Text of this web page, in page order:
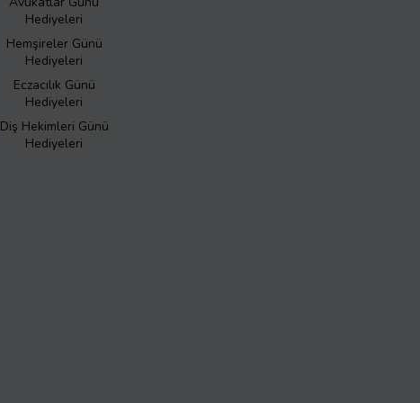
Hediyeleri
Hemşireler Günü
Hediyeleri
Eczacılık Günü
Hediyeleri
Diş Hekimleri Günü
Hediyeleri